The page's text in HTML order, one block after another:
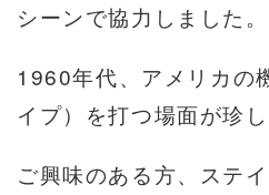
シーンで協力しました。
1960年代、アメリカの
イプ）を打つ場面が珍し
ご興味のある方、ステ